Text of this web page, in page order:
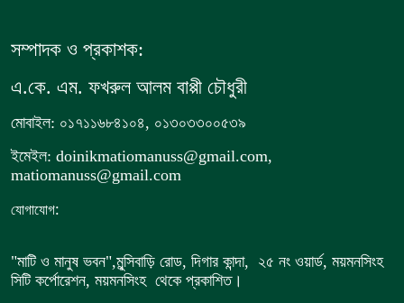
সম্পাদক ও প্রকাশক:
এ.কে. এম. ফখরুল আলম বাপ্পী চৌধুরী
মোবাইল: ০১৭১১৬৮৪১০৪, ০১৩০৩৩০০৫৩৯
ইমেইল: doinikmatiomanuss@gmail.com,
matiomanuss@gmail.com
যোগাযোগ:
"মাটি ও মানুষ ভবন",মুন্সিবাড়ি রোড, দিগার কান্দা, ২৫ নং ওয়ার্ড, ময়মনসিংহ
সিটি কর্পোরেশন, ময়মনসিংহ থেকে প্রকাশিত।